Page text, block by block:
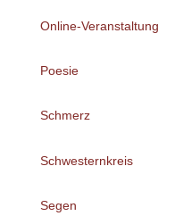
Online-Veranstaltung
Poesie
Schmerz
Schwesternkreis
Segen